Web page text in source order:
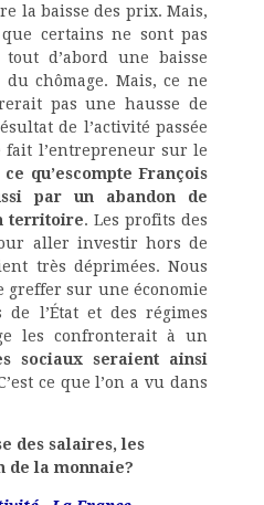
la baisse des prix. Mais,
certains ne sont pas
d’abord une baisse
chômage. Mais, ce ne
pas une hausse de
de l’activité passée
fait l’entrepreneur sur le
qu’escompte François
par un abandon de
territoire. Les profits des
aller investir hors de
très déprimées. Nous
greffer sur une économie
l’État et des régimes
les confronterait à un
sociaux seraient ainsi
ce que l’on a vu dans
des salaires, les
de la monnaie?